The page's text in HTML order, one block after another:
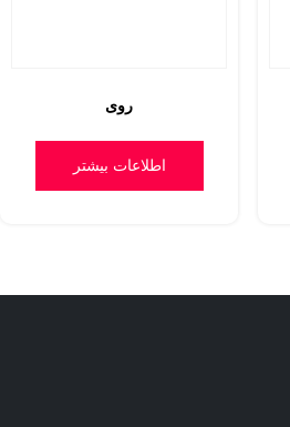
روی
اطلاعات بیشتر